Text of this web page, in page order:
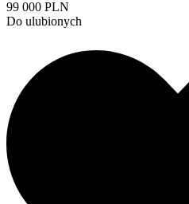
99 000 PLN
Do ulubionych